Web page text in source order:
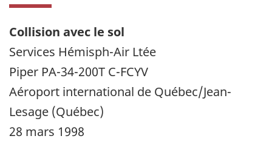
Collision avec le sol
Services Hémisph-Air Ltée
Piper PA-34-200T C-FCYV
Aéroport international de Québec/Jean-
Lesage (Québec)
28 mars 1998